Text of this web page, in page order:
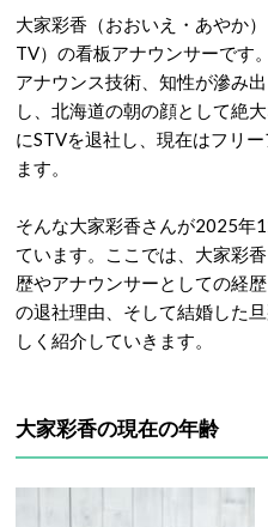
大家彩香（おおいえ・あやか
TV）の看板アナウンサーです
アナウンス技術、知性が滲み
し、北海道の朝の顔として絶
にSTVを退社し、現在はフリ
ます。
そんな大家彩香さんが2025年
ています。ここでは、大家彩
歴やアナウンサーとしての経
の退社理由、そして結婚した
しく紹介していきます。
大家彩香の現在の年齢